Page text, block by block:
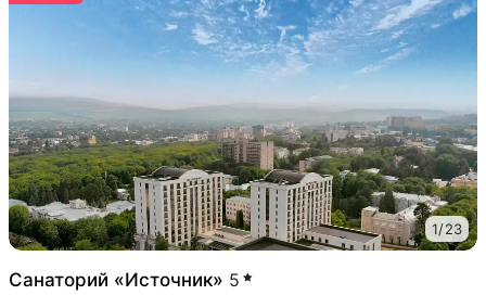
1/23
Санаторий «Источник» 5